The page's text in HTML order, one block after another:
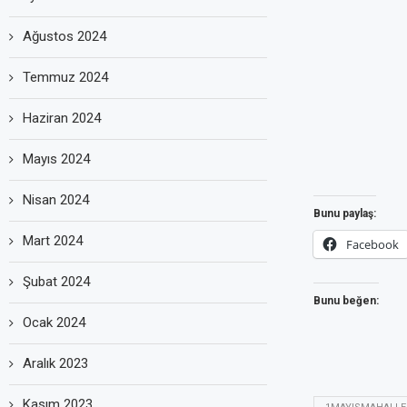
Bunu paylaş:
Facebook
Bunu beğen:
Ağustos 2024
Temmuz 2024
Haziran 2024
Mayıs 2024
Nisan 2024
Mart 2024
Şubat 2024
Ocak 2024
Aralık 2023